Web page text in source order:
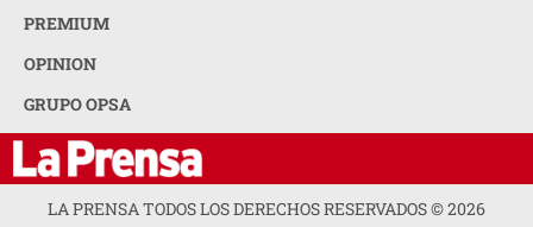
PREMIUM
OPINION
GRUPO OPSA
LA PRENSA TODOS LOS DERECHOS RESERVADOS ©2026